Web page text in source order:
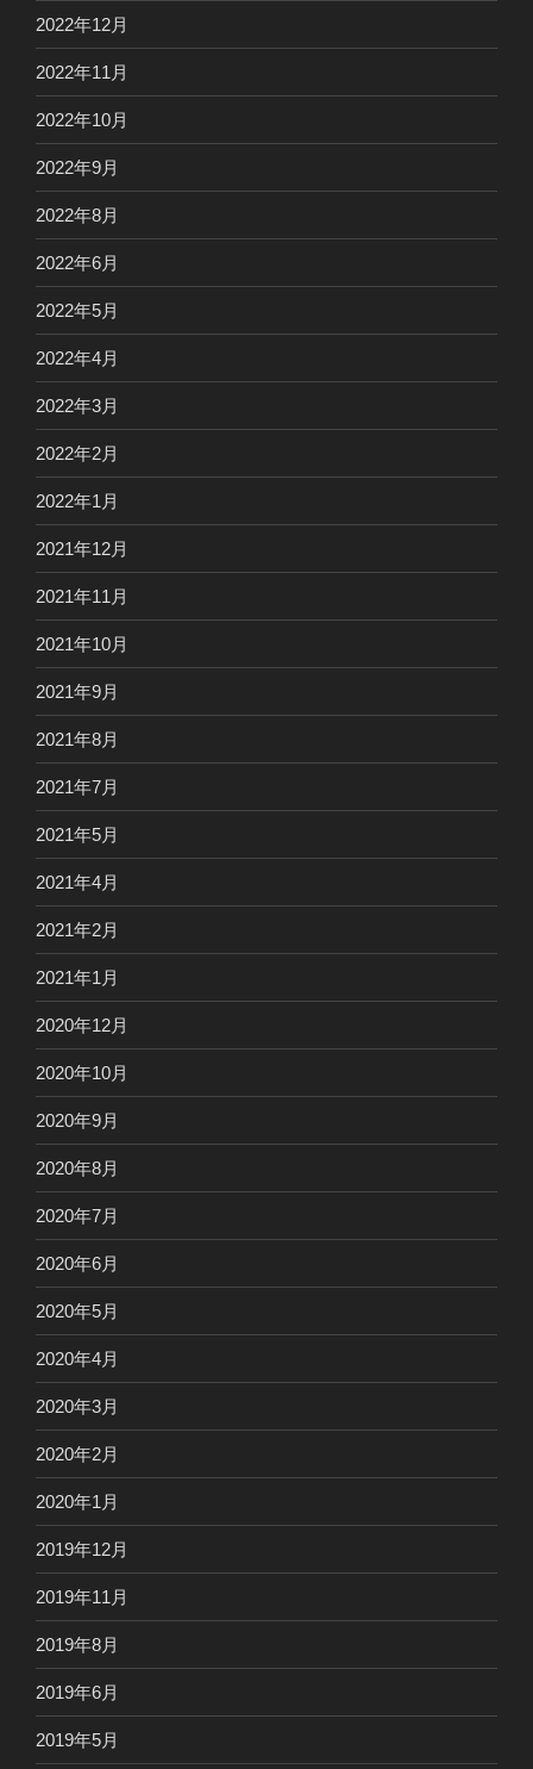
2022年12月
2022年11月
2022年10月
2022年9月
2022年8月
2022年6月
2022年5月
2022年4月
2022年3月
2022年2月
2022年1月
2021年12月
2021年11月
2021年10月
2021年9月
2021年8月
2021年7月
2021年5月
2021年4月
2021年2月
2021年1月
2020年12月
2020年10月
2020年9月
2020年8月
2020年7月
2020年6月
2020年5月
2020年4月
2020年3月
2020年2月
2020年1月
2019年12月
2019年11月
2019年8月
2019年6月
2019年5月